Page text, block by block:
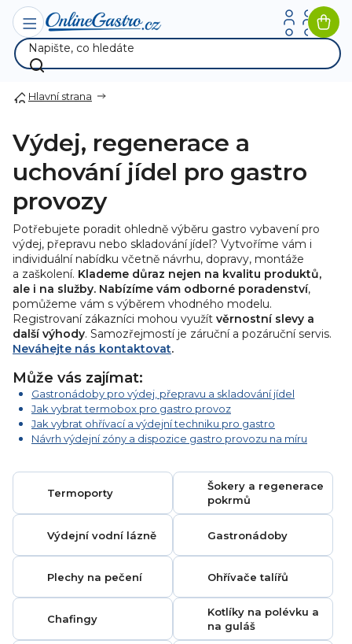
Přejít
obsah
Hlavní strana
Výdej, regenerace a
uchování jídel pro gastro
provozy
Potřebujete poradit ohledně výběru gastro vybavení pro
výdej, přepravu nebo skladování jídel? Vytvoříme vám i
individuální nabídku včetně návrhu, dopravy, montáže
a zaškolení. Klademe důraz nejen na kvalitu produktů,
ale i na služby. Nabízíme vám odborné poradenství,
pomůžeme vám s výběrem vhodného modelu.
Registrovaní zákazníci mohou využít věrnostní slevy a
další výhody. Samozřejmostí je záruční a pozáruční servis.
Neváhejte nás kontaktovat.
Může vás zajímat:
Gastronádoby pro výdej, přepravu a skladování jídel
Jak vybrat termobox pro gastro provoz
Jak vybrat ohřívací a výdejní techniku pro gastro
Návrh výdejní zóny a dispozice gastro provozu na míru
Termoporty
Šokery a regenerace
pokrmů
Výdejní vodní lázně Gastronádoby
Plechy na pečení Ohřívače talířů
Chafingy
Kotlíky na polévku a
na guláš